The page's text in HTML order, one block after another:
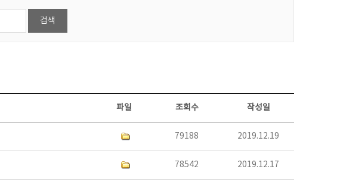
파일 조회수 작성일
79188 2019.12.19
78542 2019.12.17